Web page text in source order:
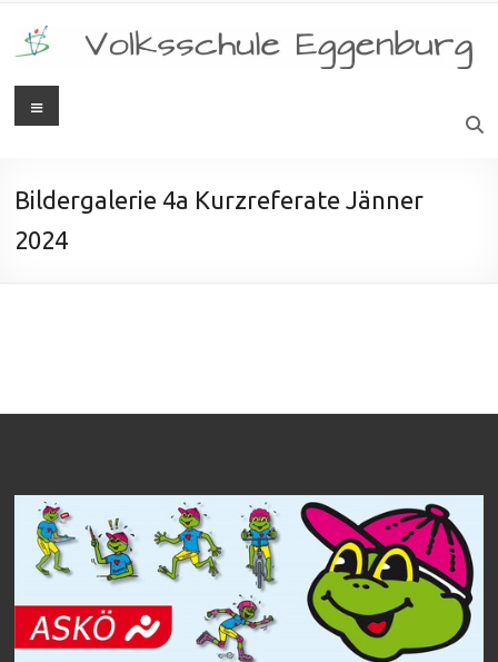
Bildergalerie 4a Kurzreferate Jänner
2024